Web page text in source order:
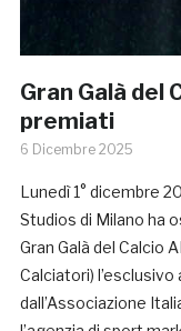
Gran Galà del
premiati
6 Dicembre 2025
Lunedì 1° dicembre
Studios di Milano ha
Gran Galà del Calcio
Calciatori)
dall’Associazione